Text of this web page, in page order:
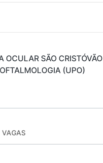
OCULAR SÃO CRISTÓVÃO
(UPO)
VAGAS